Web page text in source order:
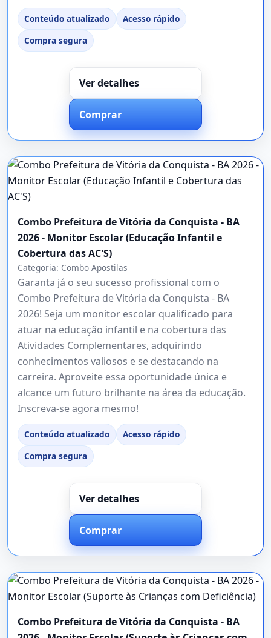
Conteúdo atualizado
Acesso rápido
Compra segura
Ver detalhes
Comprar
Combo Prefeitura de Vitória da Conquista - BA
2026 - Monitor Escolar (Educação Infantil e
Cobertura das AC'S)
Categoria: Combo Apostilas
Garanta já o seu sucesso profissional com o
Combo Prefeitura de Vitória da Conquista - BA
2026! Seja um monitor escolar qualificado para
atuar na educação infantil e na cobertura das
Atividades Complementares, adquirindo
conhecimentos valiosos e se destacando na
carreira. Aproveite essa oportunidade única e
alcance um futuro brilhante na área da educação.
Inscreva-se agora mesmo!
Conteúdo atualizado
Acesso rápido
Compra segura
Ver detalhes
Comprar
Combo Prefeitura de Vitória da Conquista - BA